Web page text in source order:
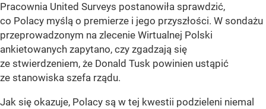
Pracownia United Surveys postanowiła sprawdzić,
co Polacy myślą o premierze i jego przyszłości. W sondażu
przeprowadzonym na zlecenie Wirtualnej Polski
ankietowanych zapytano, czy zgadzają się
ze stwierdzeniem, że Donald Tusk powinien ustąpić
ze stanowiska szefa rządu.
Jak się okazuje, Polacy są w tej kwestii podzieleni niemal